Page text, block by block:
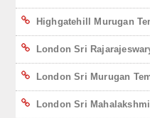
Highgatehill Murugan
London Sri
London Sri Murugan
London Sri